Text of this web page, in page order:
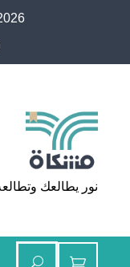
مشكاة
نور يطالعك